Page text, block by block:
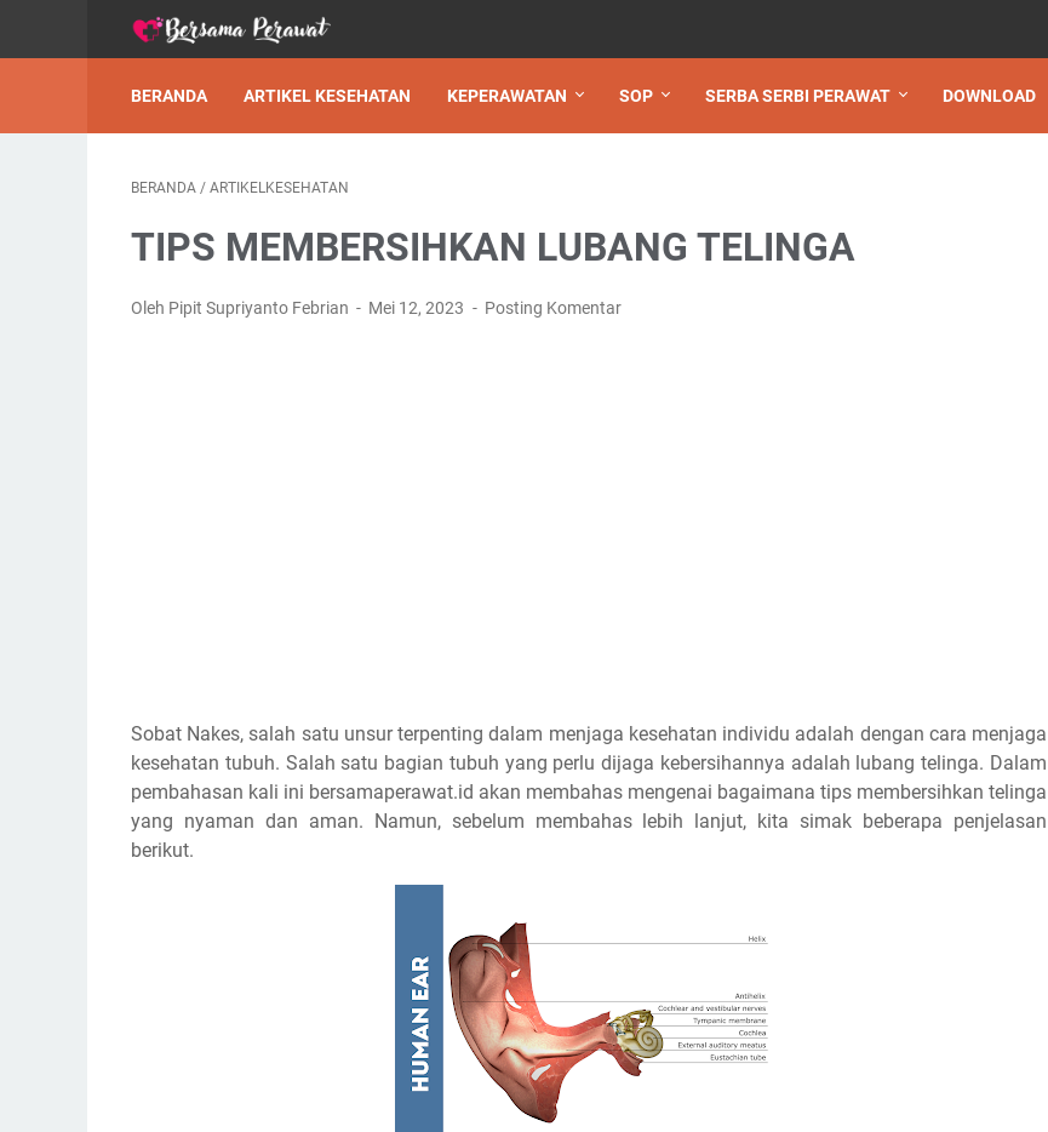
BERANDA ARTIKEL KESEHATAN KEPERAWATAN SOP SERBA SERBI PERAWAT DOWNLOAD
BERANDA / ARTIKELKESEHATAN
TIPS MEMBERSIHKAN LUBANG TELINGA
Oleh Pipit Supriyanto Febrian Mei 12, 2023 Posting Komentar
Sobat Nakes, salah satu unsur terpenting dalam menjaga kesehatan individu adalah dengan cara menjaga
kesehatan tubuh. Salah satu bagian tubuh yang perlu dijaga kebersihannya adalah lubang telinga. Dalam
pembahasan kali ini bersamaperawat.id akan membahas mengenai bagaimana tips membersihkan telinga
yang nyaman dan aman. Namun, sebelum membahas lebih lanjut, kita simak beberapa penjelasan
berikut.